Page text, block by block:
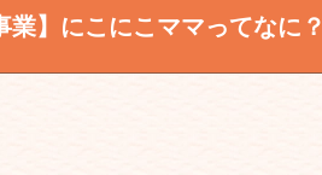
業】にこにこママってなに？